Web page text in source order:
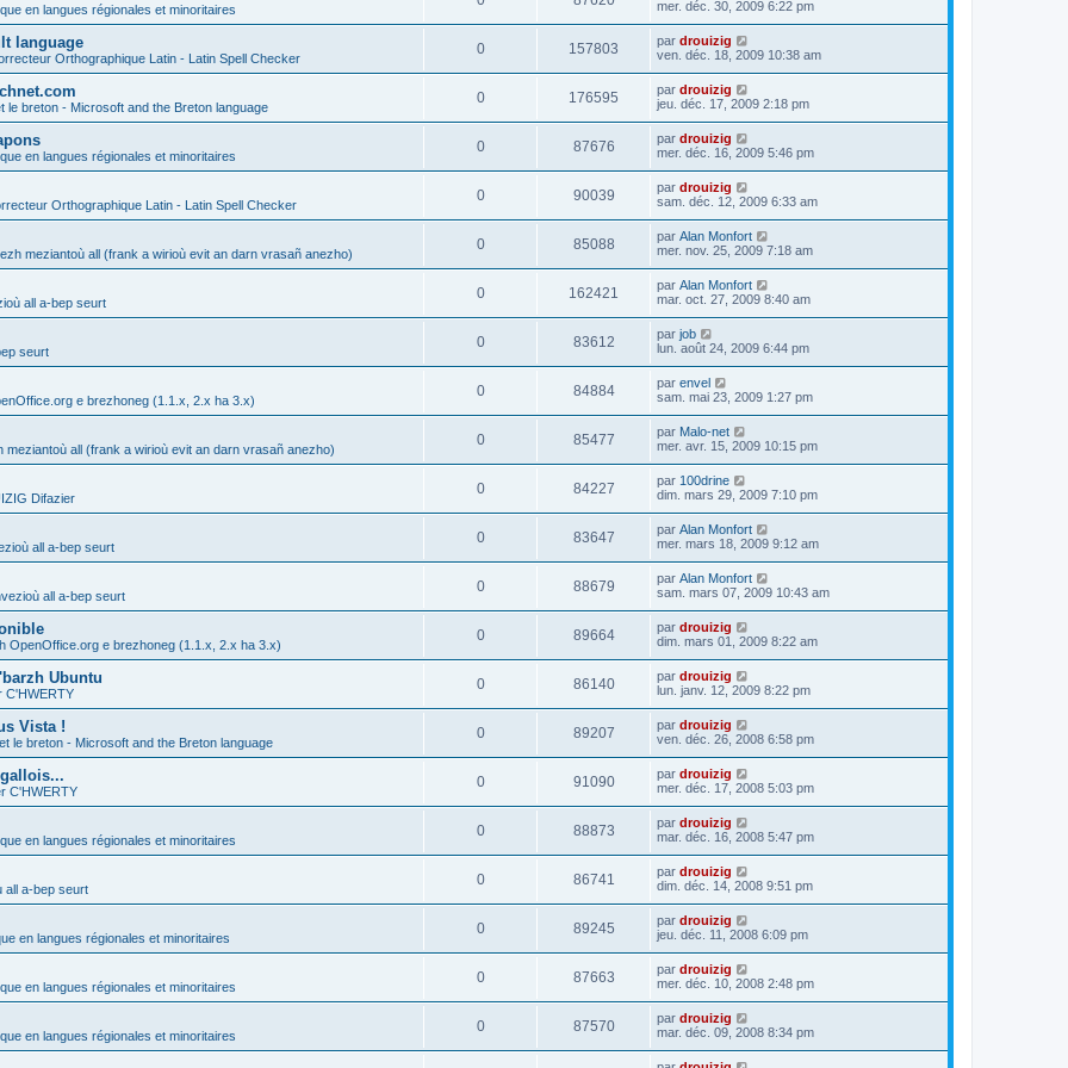
en langues régionales et minoritaires mer. déc. 30, 2009 6:22 pm
language
Orthographique Latin - Latin Spell Checker
0 157803 par drouizig
ven. déc. 18, 2009 10:38 am
le breton - Microsoft and the Breton language
0 176595 par drouizig
jeu. déc. 17, 2009 2:18 pm
en langues régionales et minoritaires
0 87676 par drouizig
mer. déc. 16, 2009 5:46 pm
Orthographique Latin - Latin Spell Checker
0 90039 par drouizig
sam. déc. 12, 2009 6:33 am
meziantoù all (frank a wirioù evit an darn vrasañ anezho)
0 85088 par Alan Monfort
mer. nov. 25, 2009 7:18 am
all a-bep seurt
0 162421 par Alan Monfort
mar. oct. 27, 2009 8:40 am
seurt
0 83612 par job
lun. août 24, 2009 6:44 pm
e brezhoneg (1.1.x, 2.x ha 3.x)
0 84884 par envel
sam. mai 23, 2009 1:27 pm
meziantoù all (frank a wirioù evit an darn vrasañ anezho)
0 85477 par Malo-net
mer. avr. 15, 2009 10:15 pm
Difazier
0 84227 par 100drine
dim. mars 29, 2009 7:10 pm
all a-bep seurt
0 83647 par Alan Monfort
mer. mars 18, 2009 9:12 am
all a-bep seurt
0 88679 par Alan Monfort
sam. mars 07, 2009 10:43 am
OpenOffice.org e brezhoneg (1.1.x, 2.x ha 3.x)
0 89664 par drouizig
dim. mars 01, 2009 8:22 am
Ubuntu
C'HWERTY
0 86140 par drouizig
lun. janv. 12, 2009 8:22 pm
Vista !
le breton - Microsoft and the Breton language
0 89207 par drouizig
ven. déc. 26, 2008 6:58 pm
C'HWERTY
0 91090 par drouizig
mer. déc. 17, 2008 5:03 pm
en langues régionales et minoritaires
0 88873 par drouizig
mar. déc. 16, 2008 5:47 pm
all a-bep seurt
0 86741 par drouizig
dim. déc. 14, 2008 9:51 pm
en langues régionales et minoritaires
0 89245 par drouizig
jeu. déc. 11, 2008 6:09 pm
en langues régionales et minoritaires
0 87663 par drouizig
mer. déc. 10, 2008 2:48 pm
en langues régionales et minoritaires
0 87570 par drouizig
mar. déc. 09, 2008 8:34 pm